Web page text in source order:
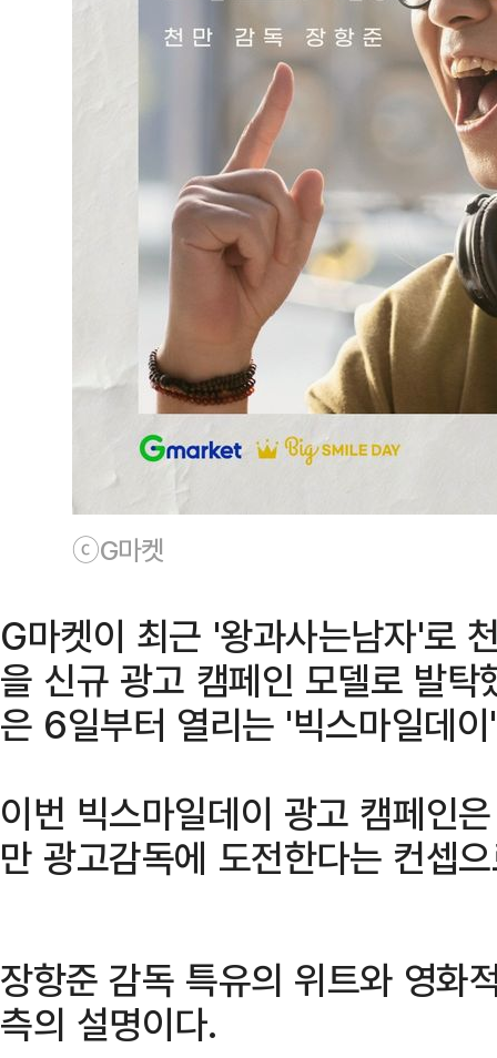
ⓒG마켓
G마켓이 최근 '왕과사는남자'로
을 신규 광고 캠페인 모델로 발
은 6일부터 열리는 '빅스마일데
이번 빅스마일데이 광고 캠페인
만 광고감독에 도전한다는 컨셉
장항준 감독 특유의 위트와 영화
측의 설명이다.